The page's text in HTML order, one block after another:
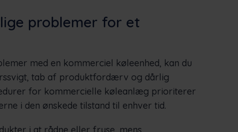
problemer for et
med en kommerciel køleenhed, kan du
tab af produktfordærv og dårlig
for kommercielle køleanlæg prioriterer
i den ønskede tilstand til enhver tid.